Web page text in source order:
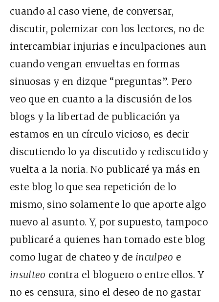
cuando al caso viene, de conversar,
discutir, polemizar con los lectores, no de
intercambiar injurias e inculpaciones aun
cuando vengan envueltas en formas
sinuosas y en dizque “preguntas”. Pero
veo que en cuanto a la discusión de los
blogs y la libertad de publicación ya
estamos en un círculo vicioso, es decir
discutiendo lo ya discutido y rediscutido y
vuelta a la noria. No publicaré ya más en
este blog lo que sea repetición de lo
mismo, sino solamente lo que aporte algo
nuevo al asunto. Y, por supuesto, tampoco
publicaré a quienes han tomado este blog
como lugar de chateo y de inculpeo e
insulteo contra el bloguero o entre ellos. Y
no es censura, sino el deseo de no gastar